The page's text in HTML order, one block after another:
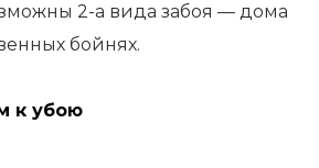
2-а вида забоя — дома
бойнях.
к убою